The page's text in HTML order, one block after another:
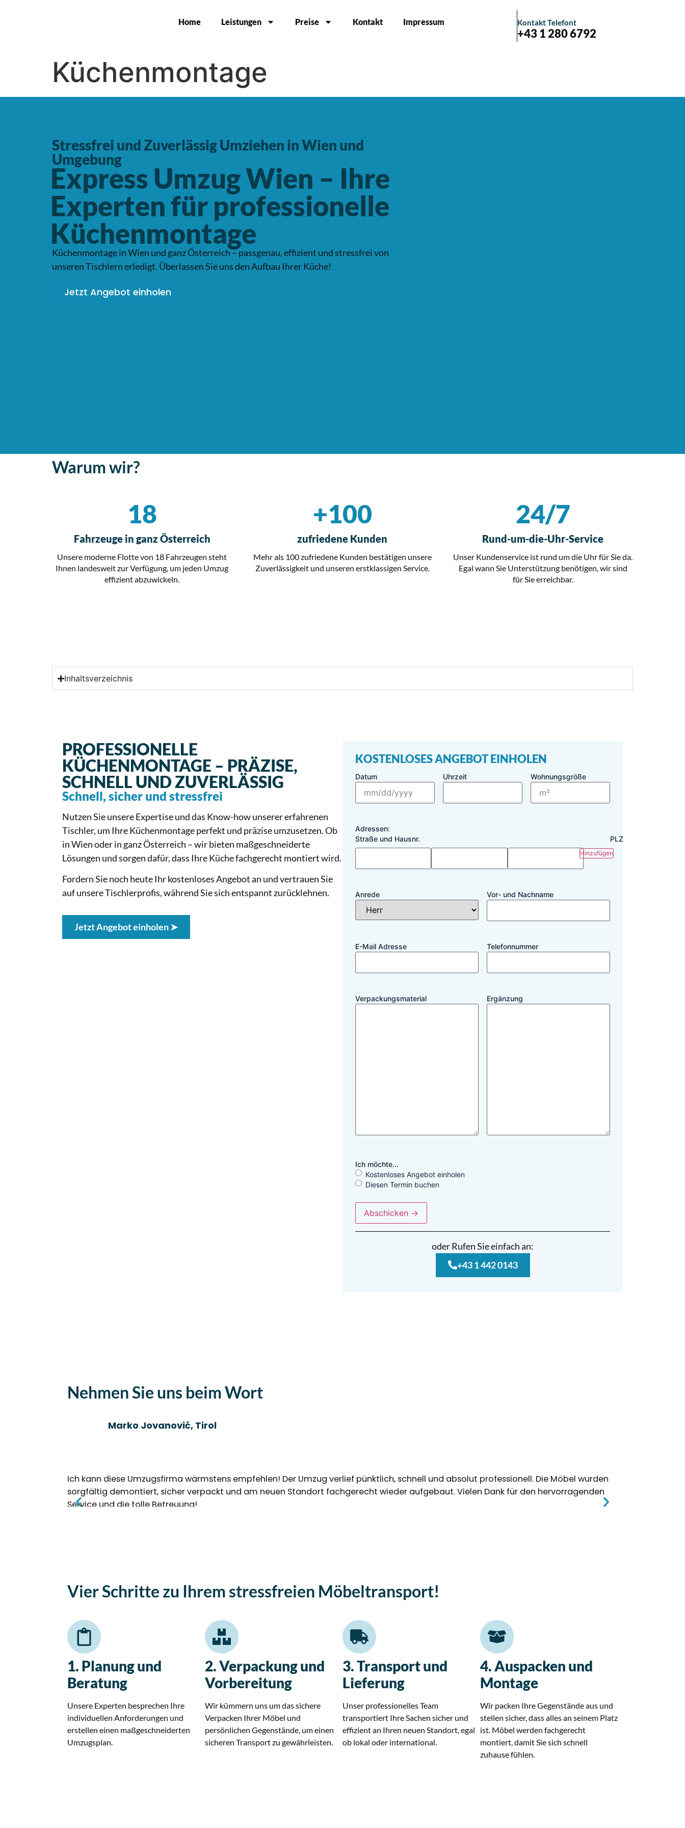
Home Leistungen Preise Kontakt Impressum Kontakt Telefont
+43 1 280 6792
Küchenmontage
Stressfrei und Zuverlässig Umziehen in Wien und
Umgebung
Express Umzug Wien – Ihre
Experten für professionelle
Küchenmontage
Küchenmontage in Wien und ganz Österreich – passgenau, effizient und stressfrei von
unseren Tischlern erledigt. Überlassen Sie uns den Aufbau Ihrer Küche!
Jetzt Angebot einholen
Warum wir?
Fahrzeuge in ganz Österreich
18
Unsere moderne Flotte von 18 Fahrzeugen steht
Ihnen landesweit zur Verfügung, um jeden Umzug
effizient abzuwickeln.
zufriedene Kunden
+100
Mehr als 100 zufriedene Kunden bestätigen unsere
Zuverlässigkeit und unseren erstklassigen Service.
Rund-um-die-Uhr-Service
24/7
Unser Kundenservice ist rund um die Uhr für Sie da.
Egal wann Sie Unterstützung benötigen, wir sind
für Sie erreichbar.
Inhaltsverzeichnis
PROFESSIONELLE
KÜCHENMONTAGE – PRÄZISE,
SCHNELL UND ZUVERLÄSSIG
Schnell, sicher und stressfrei
Nutzen Sie unsere Expertise und das Know-how unserer erfahrenen
Tischler, um Ihre Küchenmontage perfekt und präzise umzusetzen. Ob
in Wien oder in ganz Österreich – wir bieten maßgeschneiderte
Lösungen und sorgen dafür, dass Ihre Küche fachgerecht montiert wird.
Fordern Sie noch heute Ihr kostenloses Angebot an und vertrauen Sie
auf unsere Tischlerprofis, während Sie sich entspannt zurücklehnen.
Jetzt Angebot einholen ➤
KOSTENLOSES ANGEBOT EINHOLEN
Datum Uhrzeit Wohnungsgröße
Adressen:
Straße und Hausnr.
PLZ
Hinzufügen
Anrede Vor- und Nachname
E-Mail Adresse Telefonnummer
Verpackungsmaterial Ergänzung
Ich möchte...
Kostenloses Angebot einholen
Diesen Termin buchen
oder Rufen Sie einfach an:
+43 1 442 0143
Nehmen Sie uns beim Wort
Marko Jovanović, Tirol
Ich kann diese Umzugsfirma wärmstens empfehlen! Der Umzug verlief pünktlich, schnell und absolut professionell. Die Möbel wurden
sorgfältig demontiert, sicher verpackt und am neuen Standort fachgerecht wieder aufgebaut. Vielen Dank für den hervorragenden
Service und die tolle Betreuung!
Vier Schritte zu Ihrem stressfreien Möbeltransport!
1. Planung und
Beratung
Unsere Experten besprechen Ihre
individuellen Anforderungen und
erstellen einen maßgeschneiderten
Umzugsplan.
2. Verpackung und
Vorbereitung
Wir kümmern uns um das sichere
Verpacken Ihrer Möbel und
persönlichen Gegenstände, um einen
sicheren Transport zu gewährleisten.
3. Transport und
Lieferung
Unser professionelles Team
transportiert Ihre Sachen sicher und
effizient an Ihren neuen Standort, egal
ob lokal oder international.
4. Auspacken und
Montage
Wir packen Ihre Gegenstände aus und
stellen sicher, dass alles an seinem Platz
ist. Möbel werden fachgerecht
montiert, damit Sie sich schnell
zuhause fühlen.